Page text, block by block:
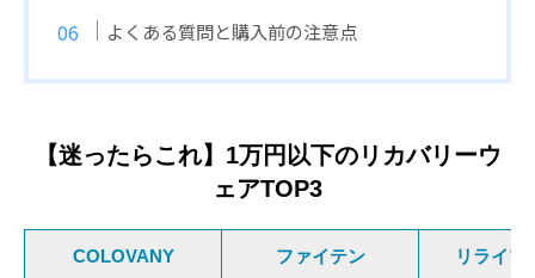
よくある質問と購入前の注意点
【迷ったらこれ】1万円以下のリカバリーウ
ェアTOP3
COLOVANY
ファイテン
リライブ